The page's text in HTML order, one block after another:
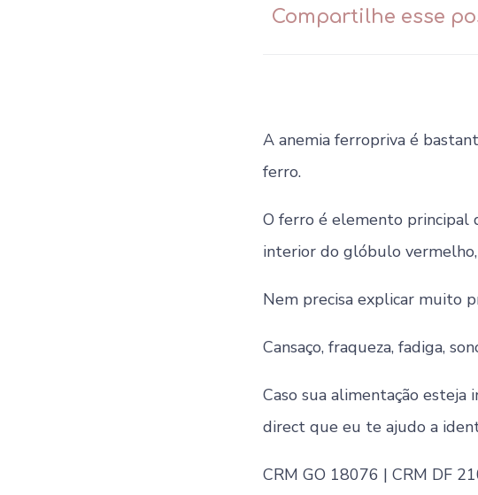
Compartilhe esse
A anemia ferropriva é
ferro.
O ferro é elemento principal
interior do glóbulo
Nem precisa explicar muito
Cansaço, fraqueza, fadiga,
Caso sua alimentação esteja
direct que eu te ajudo a
CRM GO 18076 | CRM DF